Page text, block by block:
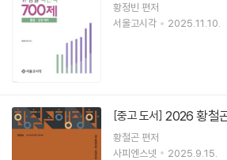
황정빈 편저
서울고시각
2025.11.10.
[중고 도서] 2026 황철
황철곤 편저
사피엔스넷
2025.9.15.